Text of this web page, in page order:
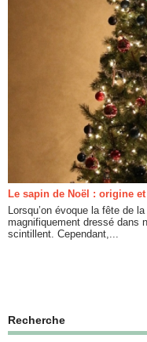
Le sapin de Noël : origine
Lorsqu’on évoque la fête de
magnifiquement dressé dans
scintillent. Cependant,...
Recherche